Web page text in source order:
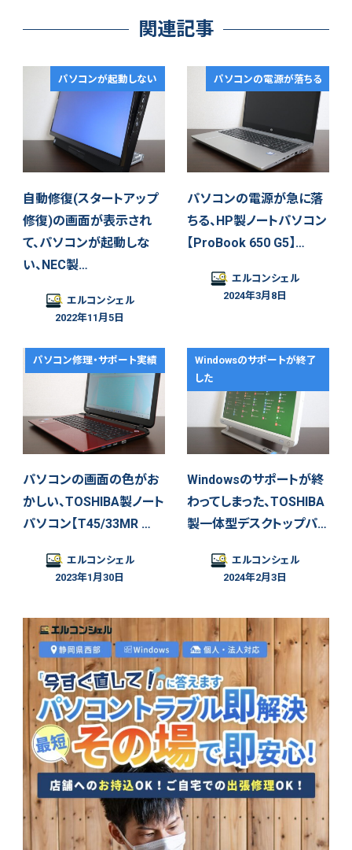
関連記事
パソコンが起動しない
自動修復(スタートアップ
修復)の画面が表示され
て、パソコンが起動しな
い、NEC製…
エルコンシェル
2022年11月5日
パソコンの電源が落ちる
パソコンの電源が急に落
ちる、HP製ノートパソコン
【ProBook 650 G5】…
エルコンシェル
2024年3月8日
パソコン修理・サポート実績
パソコンの画面の色がお
かしい、TOSHIBA製ノート
パソコン【T45/33MR …
エルコンシェル
2023年1月30日
Windowsのサポートが終了
した
Windowsのサポートが終
わってしまった、TOSHIBA
製一体型デスクトップパ…
エルコンシェル
2024年2月3日